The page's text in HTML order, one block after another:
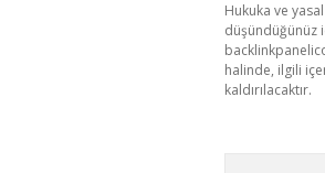
Hukuka ve
düşündüğünüz
halinde, ilgili
kaldırılacaktır.